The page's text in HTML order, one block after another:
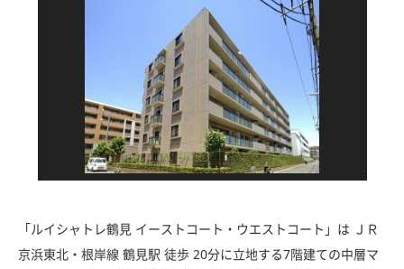
「ルイシャトレ鶴見 イーストコート・ウエストコート」は ＪＲ
京浜東北・根岸線 鶴見駅 徒歩 20分に立地する7階建ての中層マ